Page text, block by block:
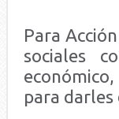
Para
sociales
para darles